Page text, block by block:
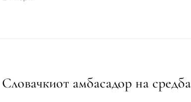
Словачкиот амбасадор на